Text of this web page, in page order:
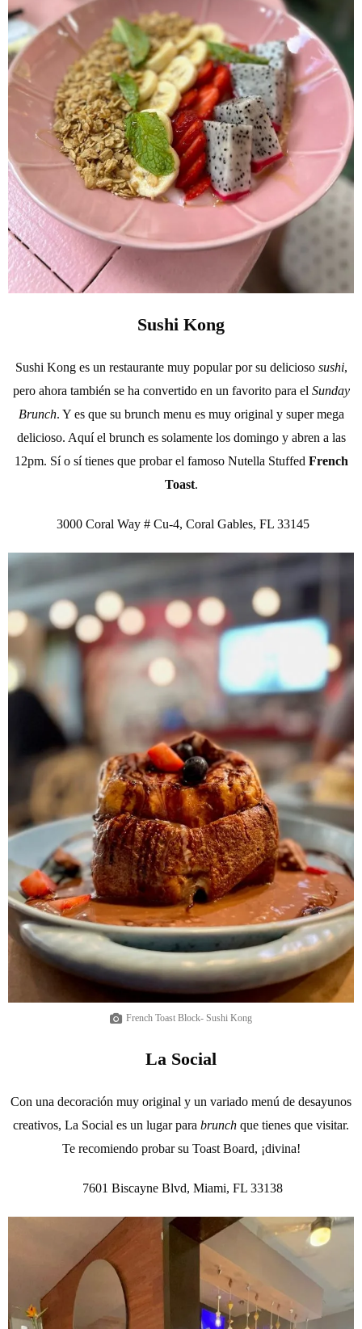
Sushi Kong
Sushi Kong es un restaurante muy popular por su delicioso sushi,
pero ahora también se ha convertido en un favorito para el Sunday
Brunch. Y es que su brunch menu es muy original y super mega
delicioso. Aquí el brunch es solamente los domingo y abren a las
12pm. Sí o sí tienes que probar el famoso Nutella Stuffed French
Toast.
3000 Coral Way # Cu-4, Coral Gables, FL 33145
French Toast Block- Sushi Kong
La Social
Con una decoración muy original y un variado menú de desayunos
creativos, La Social es un lugar para brunch que tienes que visitar.
Te recomiendo probar su Toast Board, ¡divina!
7601 Biscayne Blvd, Miami, FL 33138